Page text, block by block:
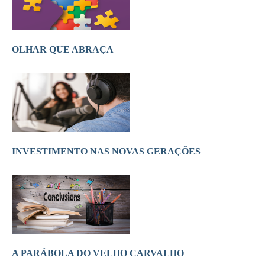
OLHAR QUE ABRAÇA
INVESTIMENTO NAS NOVAS GERAÇÕES
A PARÁBOLA DO VELHO CARVALHO